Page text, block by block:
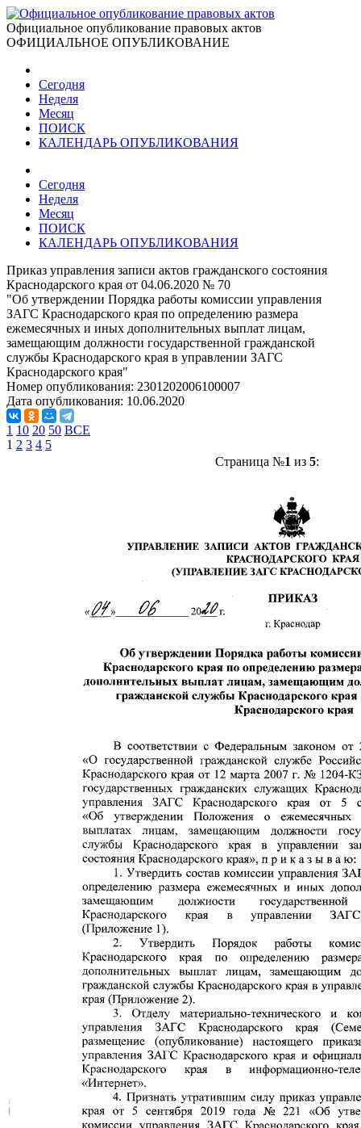
Официальное опубликование правовых актов
ОФИЦИАЛЬНОЕ ОПУБЛИКОВАНИЕ
Сегодня
Неделя
Месяц
ПОИСК
КАЛЕНДАРЬ ОПУБЛИКОВАНИЯ
Сегодня
Неделя
Месяц
ПОИСК
КАЛЕНДАРЬ ОПУБЛИКОВАНИЯ
Приказ управления записи актов гражданского состояния
Краснодарского края от 04.06.2020 № 70
"Об утверждении Порядка работы комиссии управления
ЗАГС Краснодарского края по определению размера
ежемесячных и иных дополнительных выплат лицам,
замещающим должности государственной гражданской
службы Краснодарского края в управлении ЗАГС
Краснодарского края"
Номер опубликования: 2301202006100007
Дата опубликования: 10.06.2020
1 10 20 50 ВСЕ
1 2 3 4 5
Страница №1 из 5: